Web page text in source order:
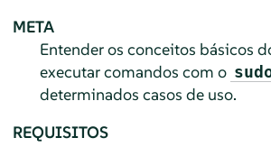
META
Entender os conceitos básicos
executar comandos com o
determinados casos de uso.
REQUISITOS